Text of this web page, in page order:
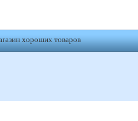
хороших товаров